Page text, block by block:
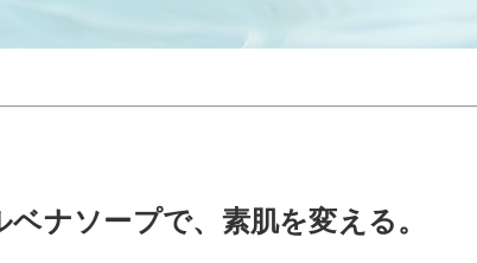
ベナソープで、素肌を変える。